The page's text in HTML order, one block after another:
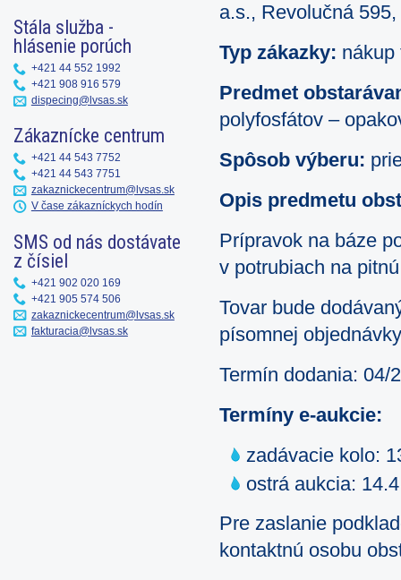
a.s., Revolučná
Typ zákazky: nákup
Predmet
polyfosfátov –
Spôsob výberu:
Opis predmetu
Prípravok na báze
v potrubiach na
Tovar bude
písomnej
Termín dodania: 04/
Termíny e-aukcie:
zadávacie kolo:
ostrá aukcia:
Pre zaslanie
kontaktnú osobu
Stála služba -
hlásenie porúch
+421 44 552 1992
+421 908 916 579
dispecing@lvsas.sk
Zákaznícke centrum
+421 44 543 7752
+421 44 543 7751
zakaznickecentrum@lvsas.sk
V čase zákazníckych hodín
SMS od nás dostávate
z čísiel
+421 902 020 169
+421 905 574 506
zakaznickecentrum@lvsas.sk
fakturacia@lvsas.sk